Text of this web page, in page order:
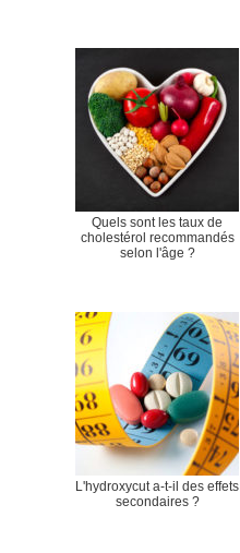
Quels sont les taux de
cholestérol recommandés
selon l'âge ?
L'hydroxycut a-t-il des effets
secondaires ?